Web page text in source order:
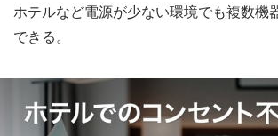
ホテルなど電源が少ない環境でも複数機
できる。